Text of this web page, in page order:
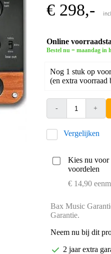
€ 298,-
Online
Bestel nu = maandag in
Nog 1 stuk op
(en extra voorraad
- +
Vergelijken
Kies nu voor
voordelen
€ 14,90
Bax Music
Garantie.
Neem nu bij dit
2 jaar extra